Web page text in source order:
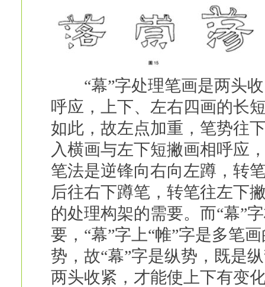
“幕”字处理笔画是两头收
呼应，上下、左右四画的长
如此，故左点加重，笔势往
入横画与左下短撇画相呼应
笔法是逆锋向右向左蹲，转
后往右下蹲笔，转笔往左下
的处理构架的需要。而“幕”
要，“幕”字上“帷”字是多笔
势，故“幕”字是纵势，既是
两头收紧，才能使上下有变